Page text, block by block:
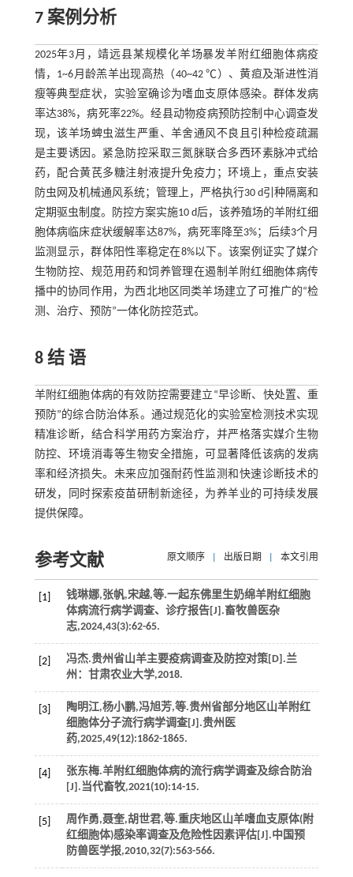
7 案例分析
2025年3月，靖远县某规模化羊场暴发羊附红细胞体病疫
情，1~6月龄羔羊出现高热（40~42 ℃）、黄疸及渐进性消
瘦等典型症状，实验室确诊为嗜血支原体感染。群体发病
率达38%，病死率22%。经县动物疫病预防控制中心调查发
现，该羊场蜱虫滋生严重、羊舍通风不良且引种检疫疏漏
是主要诱因。紧急防控采取三氮脒联合多西环素脉冲式给
药，配合黄芪多糖注射液提升免疫力；环境上，重点安装
防虫网及机械通风系统；管理上，严格执行30 d引种隔离和
定期驱虫制度。防控方案实施10 d后，该养殖场的羊附红细
胞体病临床症状缓解率达87%，病死率降至3%；后续3个月
监测显示，群体阳性率稳定在8%以下。该案例证实了媒介
生物防控、规范用药和饲养管理在遏制羊附红细胞体病传
播中的协同作用，为西北地区同类羊场建立了可推广的“检
测、治疗、预防”一体化防控范式。
8 结 语
羊附红细胞体病的有效防控需要建立“早诊断、快处置、重
预防”的综合防治体系。通过规范化的实验室检测技术实现
精准诊断，结合科学用药方案治疗，并严格落实媒介生物
防控、环境消毒等生物安全措施，可显著降低该病的发病
率和经济损失。未来应加强耐药性监测和快速诊断技术的
研发，同时探索疫苗研制新途径，为养羊业的可持续发展
提供保障。
参考文献 原文顺序 出版日期 本文引用
[1] 钱琳娜,张帆,宋越,等.一起东佛里生奶绵羊附红细胞
体病流行病学调查、诊疗报告[J].畜牧兽医杂
志,2024,43(3):62-65.
[2]
冯杰.贵州省山羊主要疫病调查及防控对策[D].兰
州：甘肃农业大学,2018.
[3] 陶明江,杨小鹏,冯旭芳,等.贵州省部分地区山羊附红
细胞体分子流行病学调查[J].贵州医
药,2025,49(12):1862-1865.
[4]
张东梅.羊附红细胞体病的流行病学调查及综合防治
[J].当代畜牧,2021(10):14-15.
[5] 周作勇,聂奎,胡世君,等.重庆地区山羊嗜血支原体(附
红细胞体)感染率调查及危险性因素评估[J].中国预
防兽医学报,2010,32(7):563-566.